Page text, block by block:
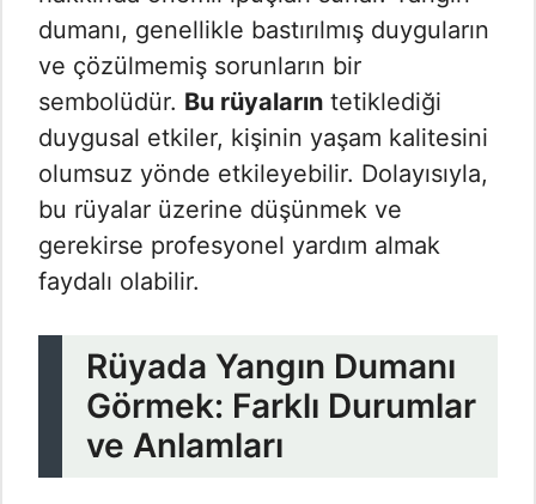
dumanı, genellikle bastırılmış duyguların
ve çözülmemiş sorunların bir
sembolüdür. Bu rüyaların tetiklediği
duygusal etkiler, kişinin yaşam kalitesini
olumsuz yönde etkileyebilir. Dolayısıyla,
bu rüyalar üzerine düşünmek ve
gerekirse profesyonel yardım almak
faydalı olabilir.
Rüyada Yangın Dumanı
Görmek: Farklı Durumlar
ve Anlamları